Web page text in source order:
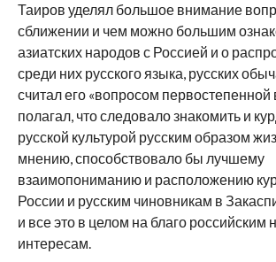
Таиров уделял большое внимание
сближении и чем можно большим
азиатских народов с Россией и о
среди них русского языка, русских
считал его «вопросом первостепенной
полагал, что следовало знакомить и
русской культурой русским образом
мнению, способствовало бы лучшему
взаимопониманию и расположению
России и русским чиновникам в
и все это в целом на благо
интересам.